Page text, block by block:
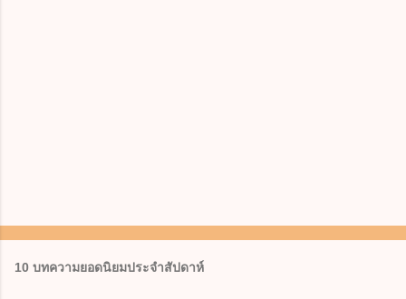
10 บทความยอดนิยมประจำสัปดาห์